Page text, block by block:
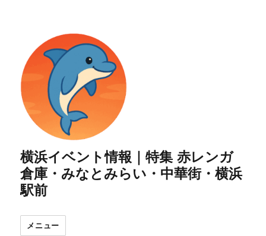
横浜イベント情報｜特集 赤レンガ
倉庫・みなとみらい・中華街・横浜
駅前
メニュー